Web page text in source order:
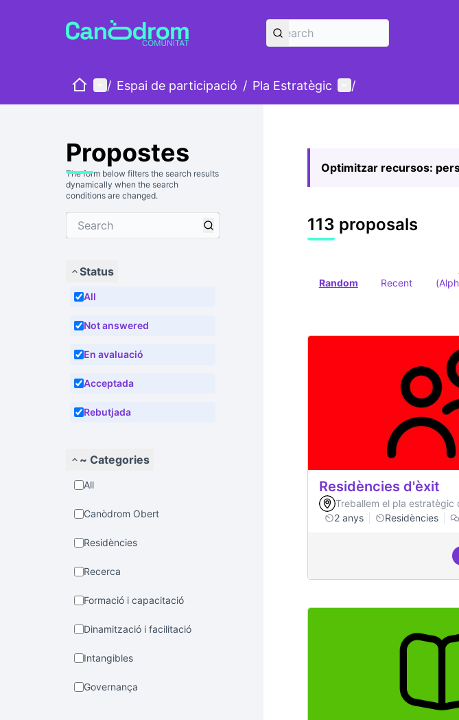
HomeMain menu
/ Espai de participació / Pla Estratègic User menu
/
Propostes
The form below filters the search results
dynamically when the search
conditions are changed.
Status
All
Not answered
En avaluació
Acceptada
Rebutjada
~ Categories
All
Canòdrom Obert
Residències
Recerca
Formació i capacitació
Dinamització i facilitació
Intangibles
Governança
Optimitzar recursos:
113 proposals
Random Recent
Residències d'èxit
Treballem el pla estratègic
2 anys
Residències